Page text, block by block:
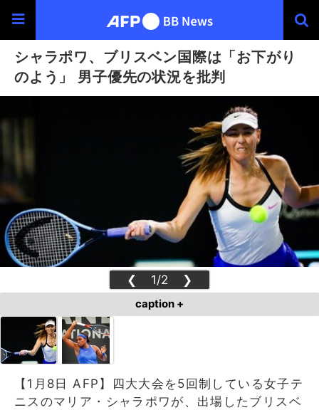
シャラポワ、ブリスベン国際は「お下がり
のよう」 男子優先の状況を批判
❮ 1/2 ❯
caption +
【1月8日 AFP】四大大会を5回制している女子テ
ニスのマリア・シャラポワが、出場したブリスベ